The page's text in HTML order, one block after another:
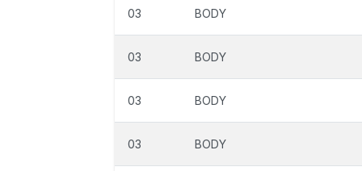
03 BODY
03 BODY
03 BODY
03 BODY